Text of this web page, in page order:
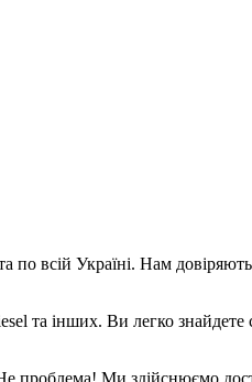
всій Україні. Нам довіряють
та інших. Ви легко знайдете
Не проблема! Ми здійснюємо